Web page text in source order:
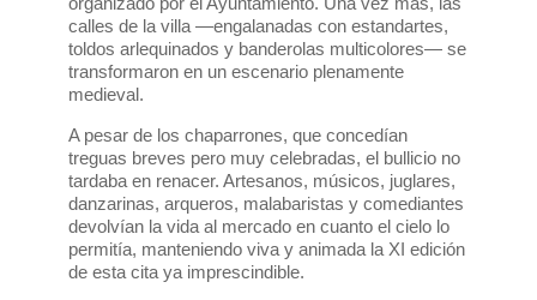
calles de la villa —engalanadas con estandartes,
toldos arlequinados y banderolas multicolores— se
transformaron en un escenario plenamente
medieval.
A pesar de los chaparrones, que concedían
treguas breves pero muy celebradas, el bullicio no
tardaba en renacer. Artesanos, músicos, juglares,
danzarinas, arqueros, malabaristas y comediantes
devolvían la vida al mercado en cuanto el cielo lo
permitía, manteniendo viva y animada la XI edición
de esta cita ya imprescindible.